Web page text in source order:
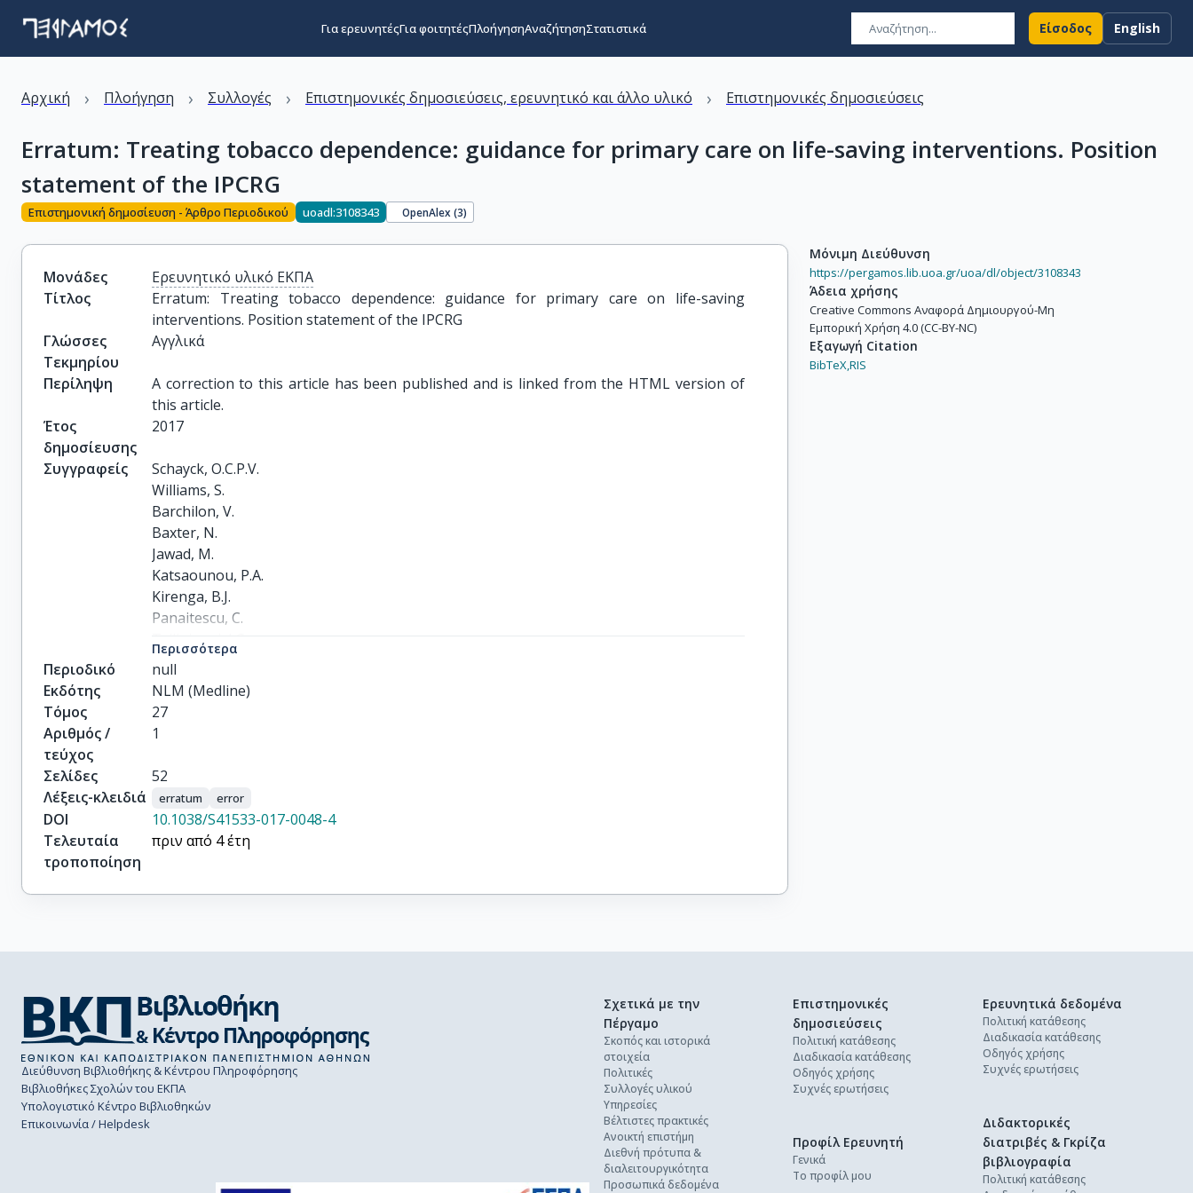
Για ερευνητέςΓια φοιτητέςΠλοήγησηΑναζήτησηΣτατιστικά Είσοδος English
Αρχική › Πλοήγηση › Συλλογές › Επιστημονικές δημοσιεύσεις, ερευνητικό και άλλο υλικό › Επιστημονικές δημοσιεύσεις
Erratum: Treating tobacco dependence: guidance for primary care on life-saving interventions. Position
statement of the IPCRG
Επιστημονική δημοσίευση - Άρθρο Περιοδικού uoadl:3108343 OpenAlex (3)
Μονάδες
Ερευνητικό υλικό ΕΚΠΑ
Τίτλος
Erratum: Treating tobacco dependence: guidance for primary care on life-saving
interventions. Position statement of the IPCRG
Γλώσσες
Τεκμηρίου
Αγγλικά
Περίληψη
A correction to this article has been published and is linked from the HTML version of
this article.
Έτος
δημοσίευσης
2017
Συγγραφείς
Schayck, O.C.P.V.
Williams, S.
Barchilon, V.
Baxter, N.
Jawad, M.
Katsaounou, P.A.
Kirenga, B.J.
Panaitescu, C.
Tsiligianni, I.G.
Zwar, N.
Ostrem, A.
Περισσότερα
Περιοδικό
null
Εκδότης
NLM (Medline)
Τόμος
27
Αριθμός /
τεύχος
1
Σελίδες
52
Λέξεις-κλειδιά
erratum error
DOI
10.1038/S41533-017-0048-4
Τελευταία
τροποποίηση
πριν από 4 έτη
Μόνιμη Διεύθυνση
https://pergamos.lib.uoa.gr/uoa/dl/object/3108343
Άδεια χρήσης
Creative Commons Αναφορά Δημιουργού-Μη
Εμπορική Χρήση 4.0 (CC-BY-NC)
Εξαγωγή Citation
BibTeX,RIS
Διεύθυνση Βιβλιοθήκης & Κέντρου Πληροφόρησης
Βιβλιοθήκες Σχολών του ΕΚΠΑ
Υπολογιστικό Κέντρο Βιβλιοθηκών
Επικοινωνία / Helpdesk
Σχετικά με την
Πέργαμο
Σκοπός και ιστορικά
στοιχεία
Πολιτικές
Συλλογές υλικού
Υπηρεσίες
Βέλτιστες πρακτικές
Ανοικτή επιστήμη
Διεθνή πρότυπα &
διαλειτουργικότητα
Προσωπικά δεδομένα
Επιστημονικές
δημοσιεύσεις
Πολιτική κατάθεσης
Διαδικασία κατάθεσης
Οδηγός χρήσης
Συχνές ερωτήσεις
Ερευνητικά δεδομένα
Πολιτική κατάθεσης
Διαδικασία κατάθεσης
Οδηγός χρήσης
Συχνές ερωτήσεις
Διδακτορικές
διατριβές & Γκρίζα
βιβλιογραφία
Πολιτική κατάθεσης
Προφίλ Ερευνητή
Γενικά
Το προφίλ μου